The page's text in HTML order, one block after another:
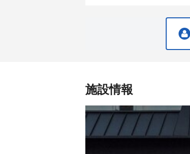
施設情報